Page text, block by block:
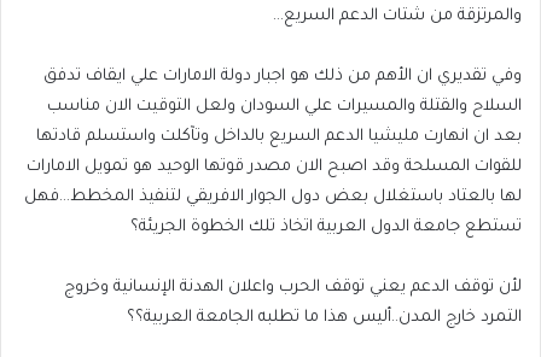
والمرتزقة من شتات الدعم السريع…
وفي تقديري ان الأهم من ذلك هو اجبار دولة الامارات علي ايقاف تدفق
السلاح والقتلة والمسيرات علي السودان ولعل التوقيت الان مناسب
بعد ان انهارت مليشيا الدعم السريع بالداخل وتآكلت واستسلم قادتها
للقوات المسلحة وقد اصبح الان مصدر قوتها الوحيد هو تمويل الامارات
لها بالعتاد باستغلال بعض دول الجوار الافريقي لتنفيذ المخطط…فهل
تستطع جامعة الدول العربية اتخاذ تلك الخطوة الجريئة؟
لأن توقف الدعم يعني توقف الحرب واعلان الهدنة الإنسانية وخروج
التمرد خارج المدن..أليس هذا ما تطلبه الجامعة العربية؟؟